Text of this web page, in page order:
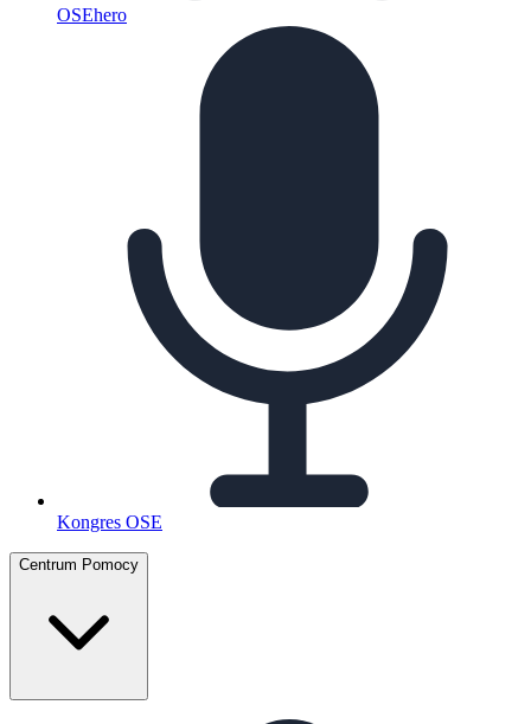
OSEhero
Kongres OSE
Centrum Pomocy